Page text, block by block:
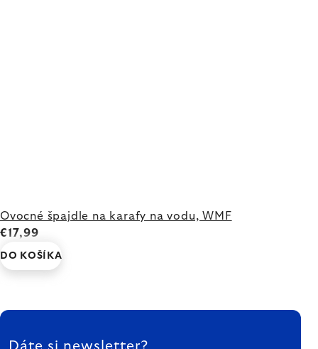
Ovocné špajdle na karafy na vodu, WMF
€17,99
DO KOŠÍKA
ZÁPÄTIE
Dáte si newsletter?